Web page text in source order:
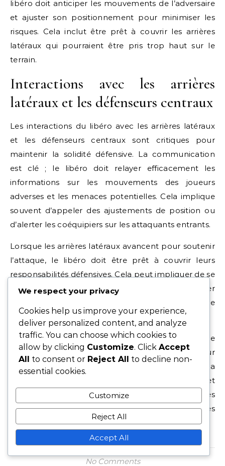
libéro doit anticiper les mouvements de l’adversaire
et ajuster son positionnement pour minimiser les
risques. Cela inclut être prêt à couvrir les arrières
latéraux qui pourraient être pris trop haut sur le
terrain.
Interactions avec les arrières
latéraux et les défenseurs centraux
Les interactions du libéro avec les arrières latéraux
et les défenseurs centraux sont critiques pour
maintenir la solidité défensive. La communication
est clé ; le libéro doit relayer efficacement les
informations sur les mouvements des joueurs
adverses et les menaces potentielles. Cela implique
souvent d’appeler des ajustements de position ou
d’alerter les coéquipiers sur les attaquants entrants.
Lorsque les arrières latéraux avancent pour soutenir
l’attaque, le libéro doit être prêt à couvrir leurs
responsabilités défensives. Cela peut impliquer de se
déplacer latéralement ou de reculer pour s’assurer
qu’il n’y a pas de brèches laissées dans la ligne
défensive.
De plus, le libéro doit travailler en étroite
collaboration avec les défenseurs centraux pour
établir une unité défensive cohésive. Cela inclut la
coordination des assignations de marquage et
s’assurer que tout le monde est conscient de ses
rôles lors des coups de pied arrêtés ou face à des
situations de haute pression.
No Comments
We respect your privacy
Cookies help us improve your experience,
deliver personalized content, and analyze
traffic. You can choose which cookies to
allow by clicking Customize. Click Accept
All to consent or Reject All to decline non-
essential cookies.
Customize
Reject All
Accept All